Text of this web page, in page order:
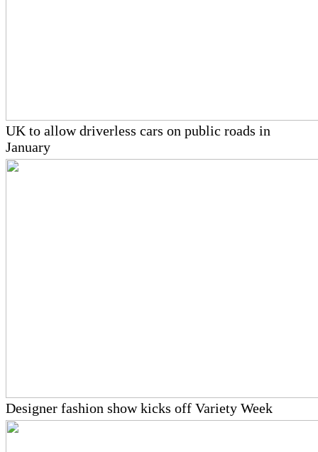
UK to allow driverless cars on public roads in
January
Designer fashion show kicks off Variety Week